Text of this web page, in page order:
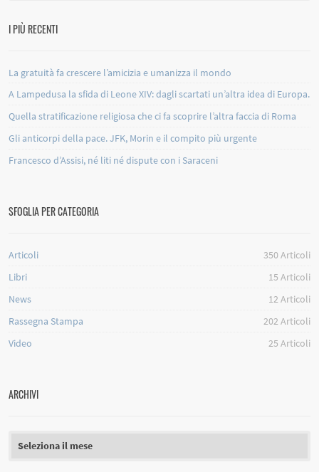
I PIÙ RECENTI
La gratuità fa crescere l’amicizia e umanizza il mondo
A Lampedusa la sfida di Leone XIV: dagli scartati un’altra idea di Europa.
Quella stratificazione religiosa che ci fa scoprire l’altra faccia di Roma
Gli anticorpi della pace. JFK, Morin e il compito più urgente
Francesco d’Assisi, né liti né dispute con i Saraceni
SFOGLIA PER CATEGORIA
Articoli 350Articoli
Libri
15 Articoli
News
12Articoli
Rassegna Stampa
202Articoli
Video
25 Articoli
ARCHIVI